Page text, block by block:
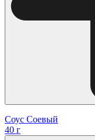
Соус Соевый
40 г